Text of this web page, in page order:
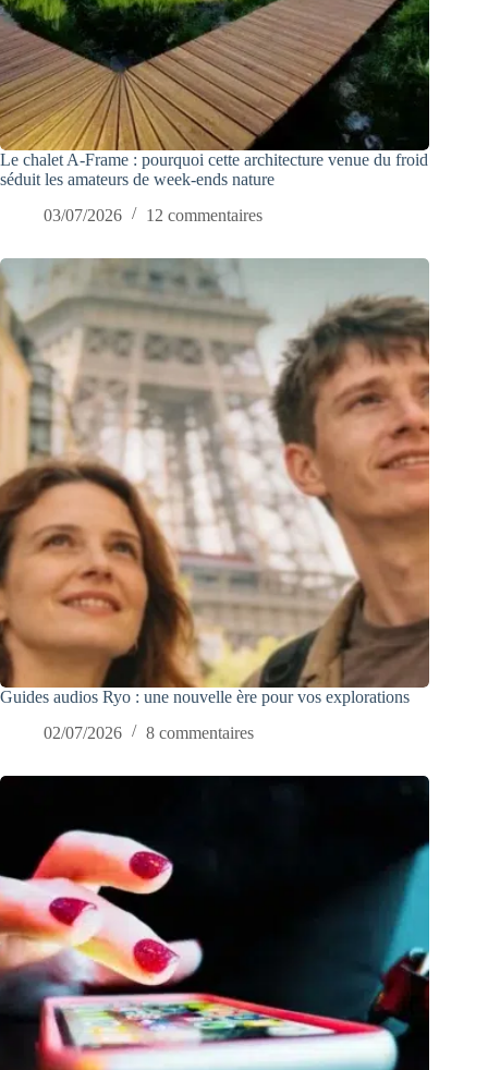
Le chalet A-Frame : pourquoi cette architecture venue du froid
séduit les amateurs de week-ends nature
03/07/2026
12 commentaires
Guides audios Ryo : une nouvelle ère pour vos explorations
02/07/2026
8 commentaires